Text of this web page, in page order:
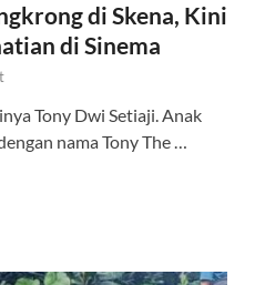
di Skena, Kini
di Sinema
Tony Dwi Setiaji. Anak
nama Tony The …